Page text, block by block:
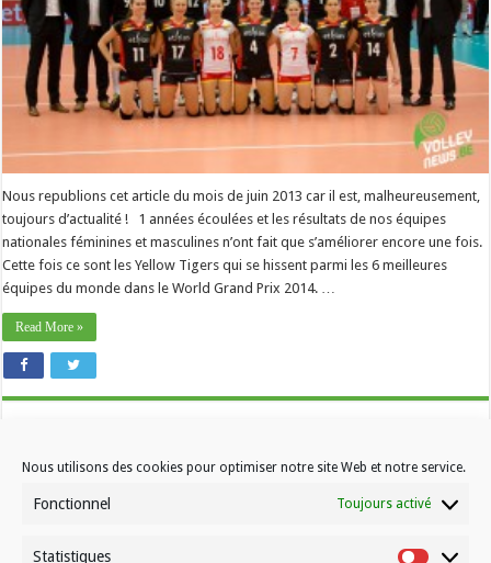
Nous utilisons des cookies pour optimiser notre site Web et notre service.
Fonctionnel Toujours activé
Statistiques
Nous republions cet article du mois de juin 2013 car il est, malheureusement,
toujours d’actualité ! 1 années écoulées et les résultats de nos équipes
nationales féminines et masculines n’ont fait que s’améliorer encore une fois.
Cette fois ce sont les Yellow Tigers qui se hissent parmi les 6 meilleures
équipes du monde dans le World Grand Prix 2014. …
Read More »
Contactez-nous